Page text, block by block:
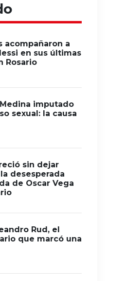
acompañaron a
en sus últimas
Rosario
imputado
sexual: la causa
sin dejar
desesperada
de Oscar Vega
Rud, el
que marcó una